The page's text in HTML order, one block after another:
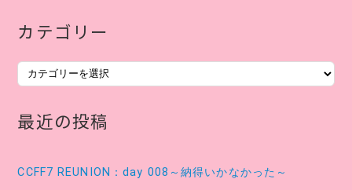
カテゴリー
カ
テ
ゴ
リ
最近の投稿
CCFF7 REUNION：day 008～納得いかなかった～